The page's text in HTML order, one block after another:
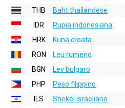
THB
Baht thailandese
IDR
Rupia indonesiana
HRK
Kuna croata
RON
Leu rumeno
BGN
Lev bulgaro
PHP
Peso filippino
ILS
Shekel israeliano